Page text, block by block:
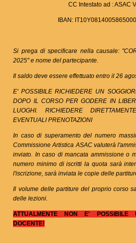
CC Intestato ad : ASAC
IBAN:
Si prega di specificare nella causale:
2025" e nome del partecipante.
Il saldo deve essere effettuato entro il 26
E' POSSIBILE RICHIEDERE UN
DOPO IL CORSO PER GODERE IN
LUOGHI. RICHIEDERE
EVENTUALI PRENOTAZIONI
In caso di superamento del numero
Commissione Artistica ASAC valuterà
inviato. In caso di mancata ammissione o
numero minimo di iscritti la quota sarà
l'iscrizione, sarà inviata le copie delle
Il volume delle partiture del proprio corso
delle lezioni.
ATTUALMENTE NON E' POSSIBILE
DOCENTE!